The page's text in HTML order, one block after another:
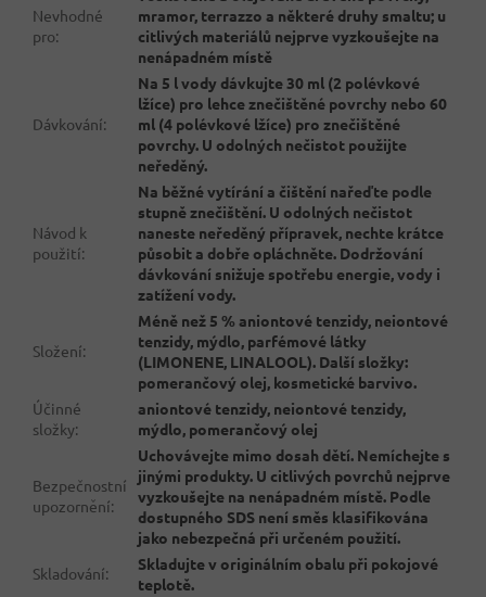
Nevhodné
pro:
mramor, terrazzo a některé druhy smaltu; u
citlivých materiálů nejprve vyzkoušejte na
nenápadném místě
Dávkování:
Na 5 l vody dávkujte 30 ml (2 polévkové
lžíce) pro lehce znečištěné povrchy nebo 60
ml (4 polévkové lžíce) pro znečištěné
povrchy. U odolných nečistot použijte
neředěný.
Návod k
použití:
Na běžné vytírání a čištění nařeďte podle
stupně znečištění. U odolných nečistot
naneste neředěný přípravek, nechte krátce
působit a dobře opláchněte. Dodržování
dávkování snižuje spotřebu energie, vody i
zatížení vody.
Složení:
Méně než 5 % aniontové tenzidy, neiontové
tenzidy, mýdlo, parfémové látky
(LIMONENE, LINALOOL). Další složky:
pomerančový olej, kosmetické barvivo.
Účinné
složky:
aniontové tenzidy, neiontové tenzidy,
mýdlo, pomerančový olej
Bezpečnostní
upozornění:
Uchovávejte mimo dosah dětí. Nemíchejte s
jinými produkty. U citlivých povrchů nejprve
vyzkoušejte na nenápadném místě. Podle
dostupného SDS není směs klasifikována
jako nebezpečná při určeném použití.
Skladování:
Skladujte v originálním obalu při pokojové
teplotě.